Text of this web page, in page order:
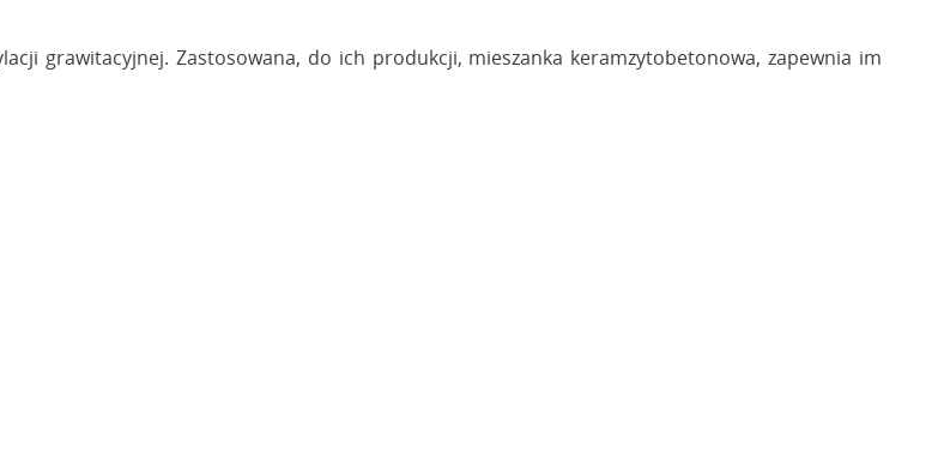
grawitacyjnej. Zastosowana, do ich produkcji, mieszanka keramzytobetonowa, zapewnia im